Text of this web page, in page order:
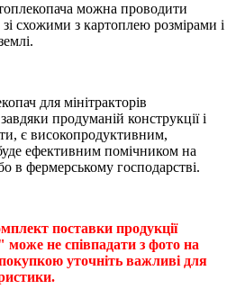
можна проводити
схожими з картоплею розмірами і
для мінітракторів
продуманій конструкції і
є високопродуктивним,
ефективним помічником на
в фермерському господарстві.
поставки продукції
не співпадати з фото на
уточніть важливі для